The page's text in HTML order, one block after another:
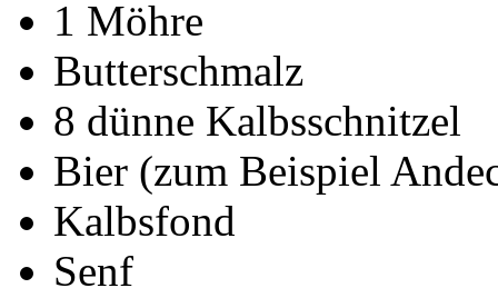
1 Möhre
Butterschmalz
8 dünne Kalbsschnitzel
Bier (zum Beispiel
Kalbsfond
Senf